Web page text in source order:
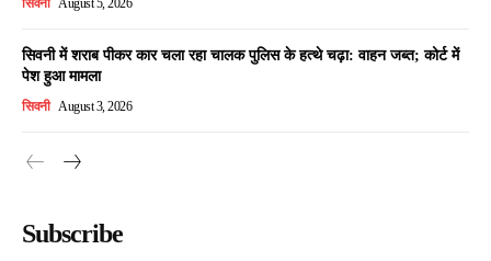
सिवनी August 5, 2026
सिवनी में शराब पीकर कार चला रहा चालक पुलिस के हत्थे चढ़ा: वाहन जब्त; कोर्ट में
पेश हुआ मामला
सिवनी August 3, 2026
Subscribe